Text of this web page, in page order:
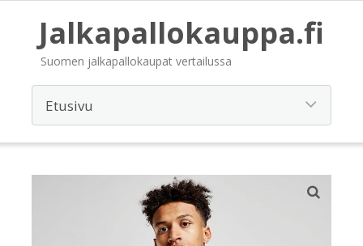
Jalkapallokauppa.fi
Suomen jalkapallokaupat vertailussa